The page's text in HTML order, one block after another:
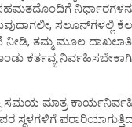
ನಿರ್ಧಾರಗಳನ್ನು
ಸಲೂನ್‍ಗಳಲ್ಲಿ
ತಮ್ಮ ಮೂಲ
ಕರ್ತವ್ಯ
ಸಮಯ ಮಾತ್ರ
ಸ್ಥಳಗಳಿಗೆ